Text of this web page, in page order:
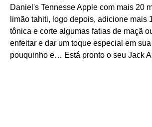
Daniel's Tennesse Apple com mais 20
limão tahiti, logo depois, adicione mais
tônica e corte algumas fatias de maçã
enfeitar e dar um toque especial em
pouquinho e… Está pronto o seu Jack